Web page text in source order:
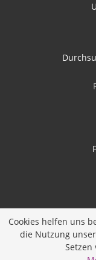
Ein Unternehmen
Cookies helfen uns
die Nutzung
Setzen